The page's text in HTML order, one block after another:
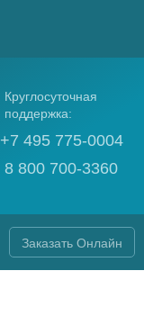
Круглосуточная
поддержка:
+7 495 775-0004
8 800 700-3360
Заказать Онлайн